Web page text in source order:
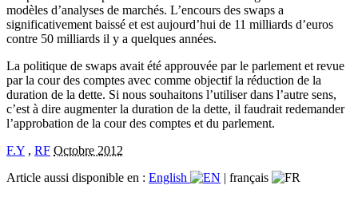
modèles d’analyses de marchés. L’encours des swaps a
significativement baissé et est aujourd’hui de 11 milliards d’euros
contre 50 milliards il y a quelques années.
La politique de swaps avait été approuvée par le parlement et revue
par la cour des comptes avec comme objectif la réduction de la
duration de la dette. Si nous souhaitons l’utiliser dans l’autre sens,
c’est à dire augmenter la duration de la dette, il faudrait redemander
l’approbation de la cour des comptes et du parlement.
F.Y , RF Octobre 2012
Article aussi disponible en : English | français